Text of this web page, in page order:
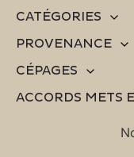
CATÉGORIES
PROVENANCE
CÉPAGES
ACCORDS METS